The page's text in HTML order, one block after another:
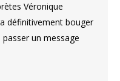
Véronique
définitivement bouger
un message